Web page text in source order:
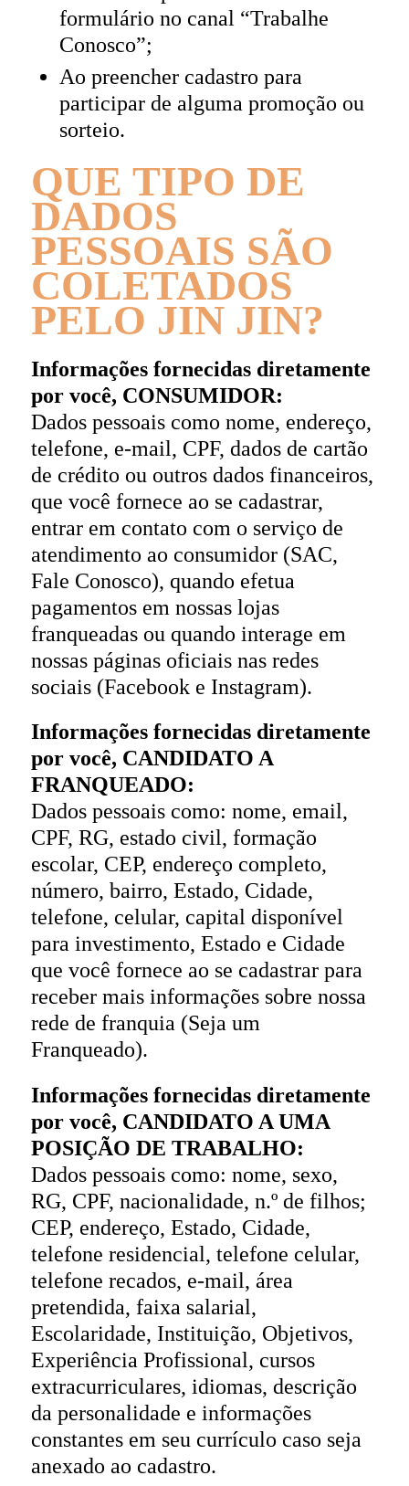
formulário no canal “Trabalhe
Conosco”;
Ao preencher cadastro para
participar de alguma promoção ou
sorteio.
QUE TIPO DE
DADOS
PESSOAIS SÃO
COLETADOS
PELO JIN JIN?
Informações fornecidas diretamente
por você, CONSUMIDOR:
Dados pessoais como nome, endereço,
telefone, e-mail, CPF, dados de cartão
de crédito ou outros dados financeiros,
que você fornece ao se cadastrar,
entrar em contato com o serviço de
atendimento ao consumidor (SAC,
Fale Conosco), quando efetua
pagamentos em nossas lojas
franqueadas ou quando interage em
nossas páginas oficiais nas redes
sociais (Facebook e Instagram).
Informações fornecidas diretamente
por você, CANDIDATO A
FRANQUEADO:
Dados pessoais como: nome, email,
CPF, RG, estado civil, formação
escolar, CEP, endereço completo,
número, bairro, Estado, Cidade,
telefone, celular, capital disponível
para investimento, Estado e Cidade
que você fornece ao se cadastrar para
receber mais informações sobre nossa
rede de franquia (Seja um
Franqueado).
Informações fornecidas diretamente
por você, CANDIDATO A UMA
POSIÇÃO DE TRABALHO:
Dados pessoais como: nome, sexo,
RG, CPF, nacionalidade, n.º de filhos;
CEP, endereço, Estado, Cidade,
telefone residencial, telefone celular,
telefone recados, e-mail, área
pretendida, faixa salarial,
Escolaridade, Instituição, Objetivos,
Experiência Profissional, cursos
extracurriculares, idiomas, descrição
da personalidade e informações
constantes em seu currículo caso seja
anexado ao cadastro.